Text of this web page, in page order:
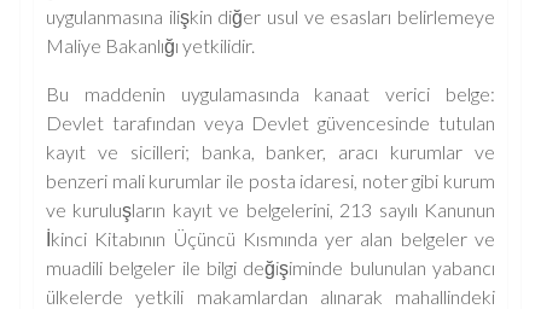
uygulanmasına ilişkin diğer usul ve esasları belirlemeye
Maliye Bakanlığı yetkilidir.
Bu maddenin uygulamasında kanaat verici belge:
Devlet tarafından veya Devlet güvencesinde tutulan
kayıt ve sicilleri; banka, banker, aracı kurumlar ve
benzeri mali kurumlar ile posta idaresi, noter gibi kurum
ve kuruluşların kayıt ve belgelerini, 213 sayılı Kanunun
İkinci Kitabının Üçüncü Kısmında yer alan belgeler ve
muadili belgeler ile bilgi değişiminde bulunulan yabancı
ülkelerde yetkili makamlardan alınarak mahallindeki